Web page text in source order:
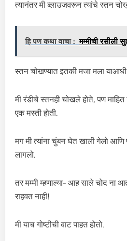
त्यानंतर मी ब्लाउजवरून त्यांचे स्तन
हि पण कथा वाचा : मम्मीची रसीली
स्तन चोखण्यात इतकी मजा मला
मी रंडीचे स्तनही चोखले होते, पण माहित
एक मस्ती होती.
मग मी त्यांना चुंबन घेत खाली गेलो आणि
लागलो.
तर मम्मी म्हणाल्या- आह साले चोद ना
राहवत नाही!
मी याच गोष्टीची वाट पाहत होतो.